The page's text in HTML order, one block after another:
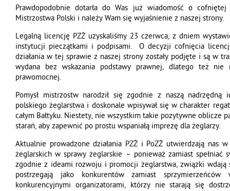
Prawdopodobnie dotarła do Was już wiadomość o
Mistrzostwa Polski i należy Wam się wyjaśnienie z naszej strony.
Legalną licencję PZŻ uzyskaliśmy 23 czerwca, z dniem
instytucji pieczątkami i podpisami. O decyzji cofnięcia
działania w tej sprawie z naszej strony zostały podjęte i są w
wydana bez wskazania podstawy prawnej, dlatego też
prawomocnej.
Pomysł mistrzostw narodził się zgodnie z naszą
polskiego żeglarstwa i doskonale wpisywał się w charakter
całym Bałtyku. Niestety, nie wszystkim takie pozytywne oblicze
starań, aby zapewnić po prostu wspaniałą imprezę dla żeglarzy.
Aktualnie prowadzone działania PZŻ i PoZŻ utwierdzają nas
żeglarskich w sprawy żeglarskie – ponieważ zamiast spełniać
zgodnie z ideami rozwoju i promocji żeglarstwa, związki wdają
postrzegają jako konkurentów zamiast
konkurencyjnymi organizatorami, którzy nie starają się